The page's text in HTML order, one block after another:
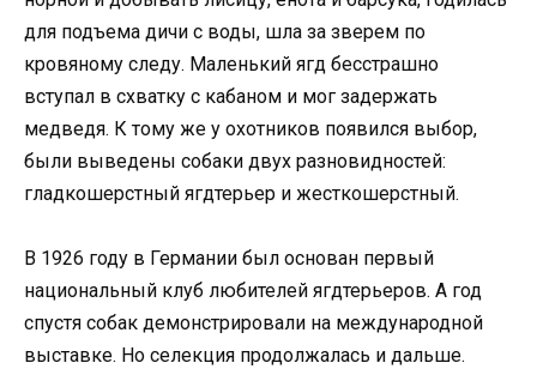
для подъема дичи с воды, шла за зверем по
кровяному следу. Маленький ягд бесстрашно
вступал в схватку с кабаном и мог задержать
медведя. К тому же у охотников появился выбор,
были выведены собаки двух разновидностей:
гладкошерстный ягдтерьер и жесткошерстный.
В 1926 году в Германии был основан первый
национальный клуб любителей ягдтерьеров. А год
спустя собак демонстрировали на международной
выставке. Но селекция продолжалась и дальше.